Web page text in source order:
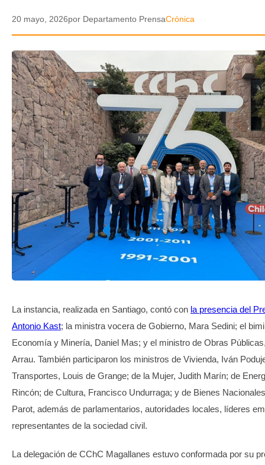
POLICIAL
AUDIOS
VIDEOS
GALERIA DE FOTOS
APP MÓVIL
TRANSPARENCIA
20 mayo, 2026por Departamento PrensaCrónica
La instancia, realizada en Santiago, contó con la presencia del
Antonio Kast; la ministra vocera de Gobierno, Mara Sedini; el
Economía y Minería, Daniel Mas; y el ministro de Obras
Arrau. También participaron los ministros de Vivienda, Iván
Transportes, Louis de Grange; de la Mujer, Judith Marín; de
Rincón; de Cultura, Francisco Undurraga; y de Bienes
Parot, además de parlamentarios, autoridades locales, líderes
representantes de la sociedad civil.
La delegación de CChC Magallanes estuvo conformada por su